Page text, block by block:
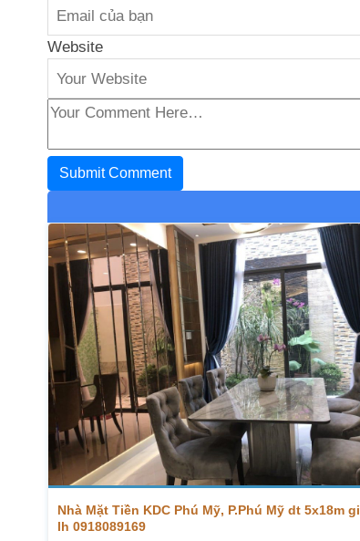
Website
Nhà Mặt Tiền KDC Phú Mỹ, P.Phú Mỹ dt 5x18m
lh 0918089169